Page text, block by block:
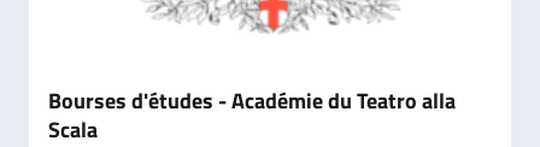
Bourses d'études - Académie du Teatro alla
Scala